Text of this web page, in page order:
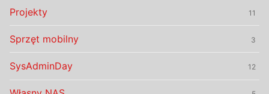
Projekty 11
Sprzęt mobilny 3
SysAdminDay 12